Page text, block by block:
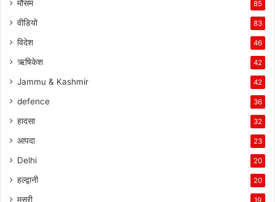
मौसम 85
वीडियो 83
विदेश 46
ऋषिकेश 42
Jammu & Kashmir 42
defence 36
हादसा 32
आपदा 23
Delhi 20
हल्द्वानी 20
मसूरी 19